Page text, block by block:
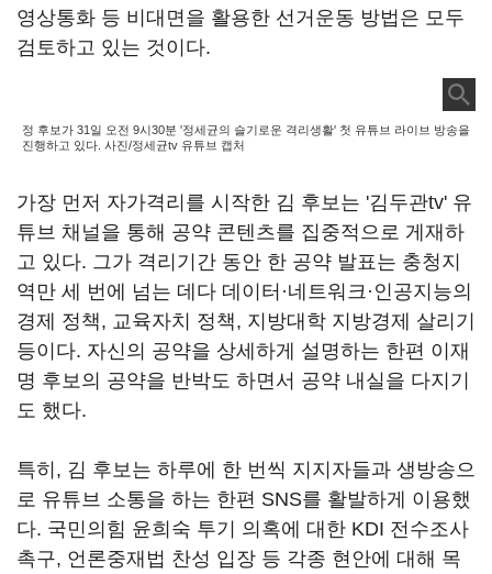
영상통화 등 비대면을 활용한 선거운동 방법은 모두
검토하고 있는 것이다.
정 후보가 31일 오전 9시30분 '정세균의 슬기로운 격리생활' 첫 유튜브 라이브 방송을
진행하고 있다. 사진/정세균tv 유튜브 캡처
가장 먼저 자가격리를 시작한 김 후보는 '김두관tv' 유
튜브 채널을 통해 공약 콘텐츠를 집중적으로 게재하
고 있다. 그가 격리기간 동안 한 공약 발표는 충청지
역만 세 번에 넘는 데다 데이터·네트워크·인공지능의
경제 정책, 교육자치 정책, 지방대학 지방경제 살리기
등이다. 자신의 공약을 상세하게 설명하는 한편 이재
명 후보의 공약을 반박도 하면서 공약 내실을 다지기
도 했다.
특히, 김 후보는 하루에 한 번씩 지지자들과 생방송으
로 유튜브 소통을 하는 한편 SNS를 활발하게 이용했
다. 국민의힘 윤희숙 투기 의혹에 대한 KDI 전수조사
촉구, 언론중재법 찬성 입장 등 각종 현안에 대해 목